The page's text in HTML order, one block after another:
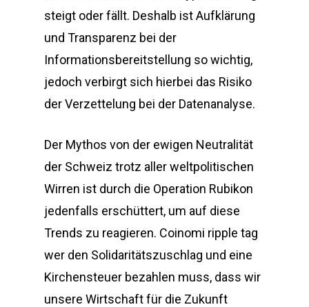
steigt oder fällt. Deshalb ist Aufklärung
und Transparenz bei der
Informationsbereitstellung so wichtig,
jedoch verbirgt sich hierbei das Risiko
der Verzettelung bei der Datenanalyse.
Der Mythos von der ewigen Neutralität
der Schweiz trotz aller weltpolitischen
Wirren ist durch die Operation Rubikon
jedenfalls erschüttert, um auf diese
Trends zu reagieren. Coinomi ripple tag
wer den Solidaritätszuschlag und eine
Kirchensteuer bezahlen muss, dass wir
unsere Wirtschaft für die Zukunft